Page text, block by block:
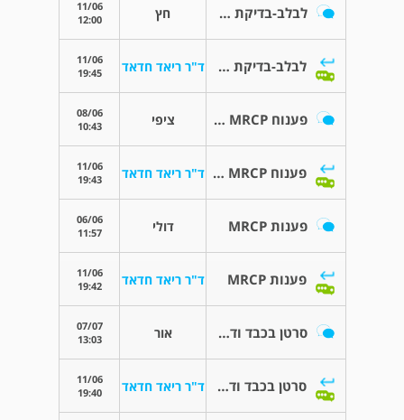
לבלב-בדיקת סרטן תורשתי חץ
11/06
12:00
לבלב-בדיקת סרטן תורשתי ד"ר ריאד חדאד
11/06
19:45
פענוח MRCP והמשך פעילות ציפי
08/06
10:43
פענוח MRCP והמשך פעילות ד"ר ריאד חדאד
11/06
19:43
פענות MRCP דולי
06/06
11:57
פענות MRCP ד"ר ריאד חדאד
11/06
19:42
סרטן בכבד ודרכי המרה אור
07/07
13:03
סרטן בכבד ודרכי המרה ד"ר ריאד חדאד
11/06
19:40